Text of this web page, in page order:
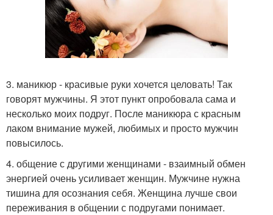
3. маникюр - красивые руки хочется целовать! Так
говорят мужчины. Я этот пункт опробовала сама и
несколько моих подруг. После маникюра с красным
лаком внимание мужей, любимых и просто мужчин
повысилось.
4. общение с другими женщинами - взаимный обмен
энергией очень усиливает женщин. Мужчине нужна
тишина для осознания себя. Женщина лучше свои
переживания в общении с подругами понимает.